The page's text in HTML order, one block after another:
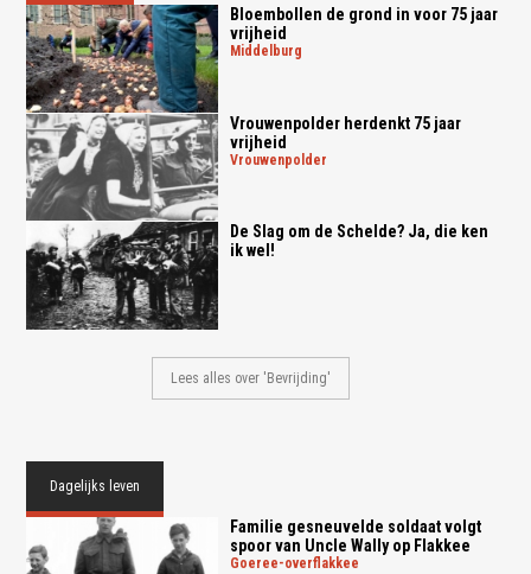
Bloembollen de grond in voor 75 jaar
vrijheid
middelburg
Vrouwenpolder herdenkt 75 jaar
vrijheid
vrouwenpolder
De Slag om de Schelde? Ja, die ken
ik wel!
Lees alles over 'Bevrijding'
Dagelijks leven
Familie gesneuvelde soldaat volgt
spoor van Uncle Wally op Flakkee
goeree-overflakkee